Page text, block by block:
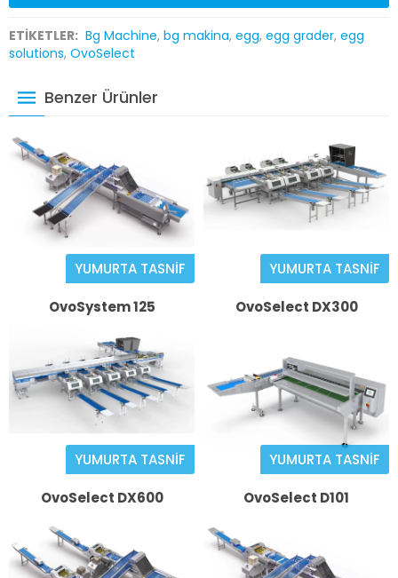
ETİKETLER: Bg Machine, bg makina, egg, egg grader, egg
solutions, OvoSelect
Benzer Ürünler
YUMURTA TASNİF
OvoSystem 125
YUMURTA TASNİF
OvoSelect DX300
YUMURTA TASNİF
OvoSelect DX600
YUMURTA TASNİF
OvoSelect D101